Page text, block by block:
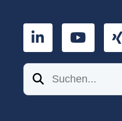
LinkedIn
Suchen